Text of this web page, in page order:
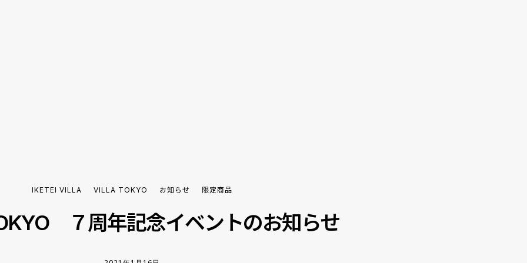
IKETEI VILLA VILLA TOKYO お知らせ 限定商品
７周年記念イベントのお知らせ